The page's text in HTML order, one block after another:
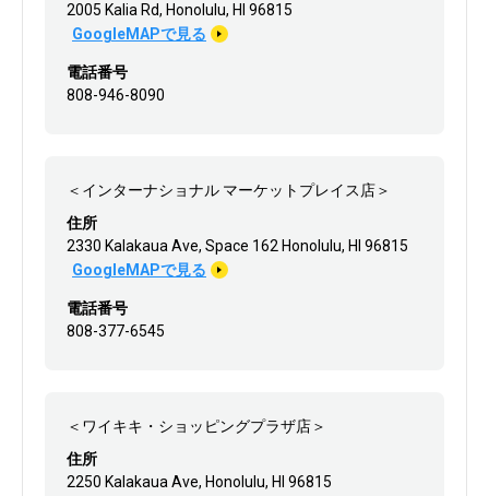
2005 Kalia Rd, Honolulu, HI 96815
GoogleMAPで見る
電話番号
808-946-8090
＜インターナショナル マーケットプレイス店＞
住所
2330 Kalakaua Ave, Space 162 Honolulu, HI 96815
GoogleMAPで見る
電話番号
808-377-6545
＜ワイキキ・ショッピングプラザ店＞
住所
2250 Kalakaua Ave, Honolulu, HI 96815